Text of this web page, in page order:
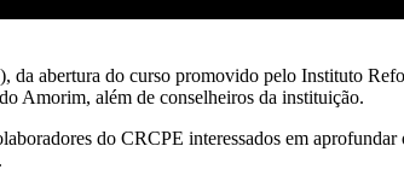
abertura do curso promovido pelo Instituto
Amorim, além de conselheiros da instituição.
do CRCPE interessados em